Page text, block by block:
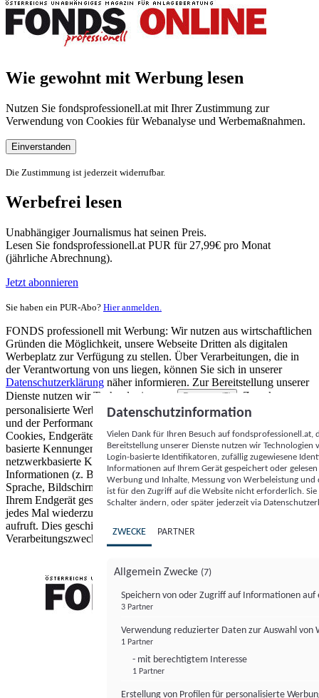
Wie gewohnt mit Werbung lesen
Nutzen Sie fondsprofessionell.at mit Ihrer Zustimmung zur
Verwendung von Cookies für Webanalyse und Werbemaßnahmen.
Einverstanden
Die Zustimmung ist jederzeit widerrufbar.
Werbefrei lesen
Unabhängiger Journalismus hat seinen Preis.
Lesen Sie fondsprofessionell.at PUR für 27,99€ pro Monat
(jährliche Abrechnung).
Jetzt abonnieren
Sie haben ein PUR-Abo? Hier anmelden.
FONDS professionell mit Werbung: Wir nutzen aus wirtschaftlichen
Gründen die Möglichkeit, unsere Webseite Dritten als digitalen
Werbeplatz zur Verfügung zu stellen. Über Verarbeitungen, die in
der Verantwortung von uns liegen, können Sie sich in unserer
Datenschutzerklärung näher informieren. Zur Bereitstellung unserer
Dienste nutzen wir Technologien von
Partnern (5)
. Zwecke:
personalisierte Werbung und Inhalte, Messung von Werbeleistung
und der Performance von Inhalten sowie Zielgruppenforschung.
Cookies, Endgeräte- oder ähnliche Online-Kennungen (z. B. login-
basierte Kennungen, zufällig generierte Kennungen,
netzwerkbasierte Kennungen) können zusammen mit anderen
Informationen (z. B. Browsertyp und Browserinformationen,
Sprache, Bildschirmgröße, unterstützte Technologien usw.) auf
Ihrem Endgerät gespeichert oder von dort ausgelesen werden, um es
jedes Mal wiederzuerkennen, wenn es eine App oder einer Webseite
aufruft. Dies geschieht für einen oder mehrere der hier aufgeführten
Verarbeitungszwecke.
Datenschutzinformation
Vielen Dank für Ihren Besuch auf
Bereitstellung unserer Dienste nutzen wir Technologien
Login-basierte Identifikatoren, zufällig zugewiesene
Informationen auf Ihrem Gerät gespeichert oder
Werbung und Inhalte, Messung von Werbeleistung
ist für den Zugriff auf die Website nicht erforderlich.
Schalter ändern, oder später jederzeit via
ZWECKE PARTNER
Allgemein Zwecke (7)
Speichern von oder Zugriff auf Informationen auf
3 Partner
Verwendung reduzierter Daten zur Auswahl von
1 Partner
- mit berechtigtem Interesse
1 Partner
Erstellung von Profilen für personalisierte
FONDS professionell